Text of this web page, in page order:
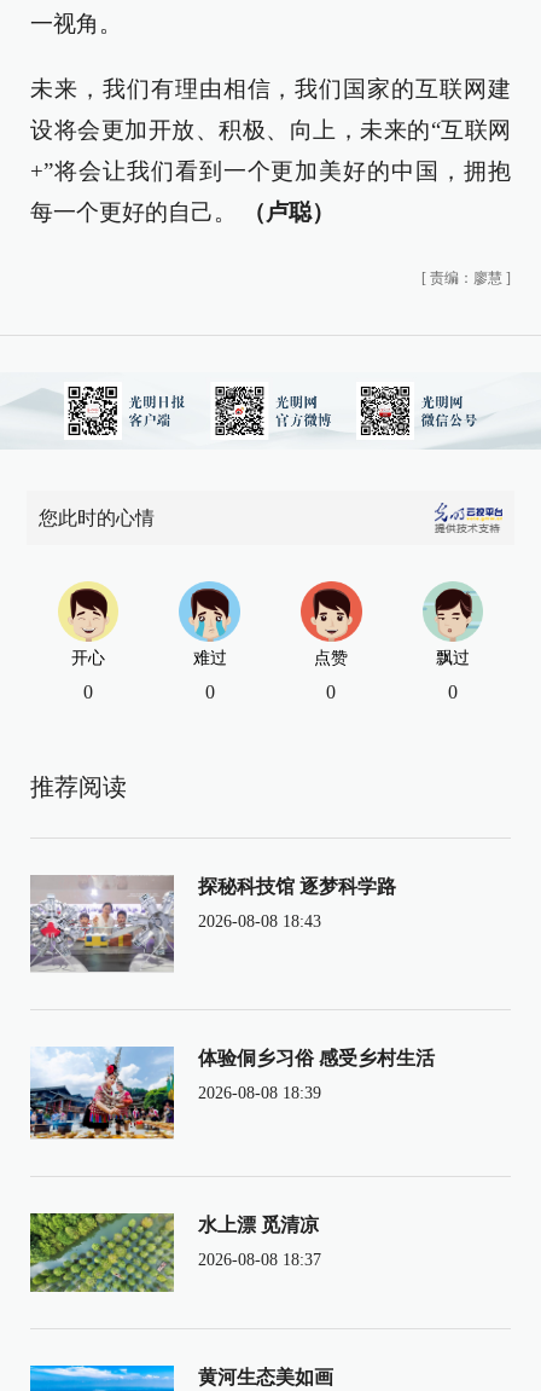
一视角。
未来，我们有理由相信，我们国家的互联网建
设将会更加开放、积极、向上，未来的“互联网
+”将会让我们看到一个更加美好的中国，拥抱
每一个更好的自己。
（卢聪）
[ 责编：廖慧 ]
您此时的心情
开心
0
难过
0
点赞
0
飘过
0
推荐阅读
探秘科技馆 逐梦科学路
2026-08-08 18:43
体验侗乡习俗 感受乡村生活
2026-08-08 18:39
水上漂 觅清凉
2026-08-08 18:37
黄河生态美如画